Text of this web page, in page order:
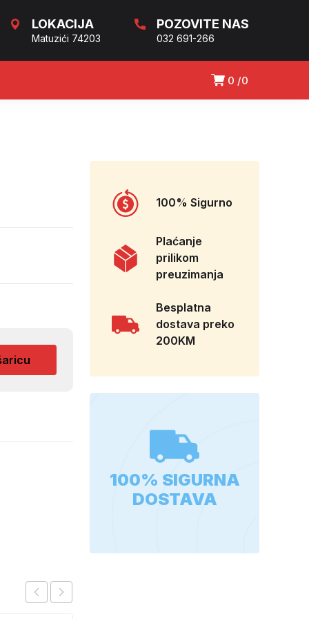
LOKACIJA
Matuzići 74203
POZOVITE NAS
032 691-266
0 0
100% Sigurno
Plaćanje
prilikom
preuzimanja
Besplatna
dostava preko
200KM
100% SIGURNA
DOSTAVA